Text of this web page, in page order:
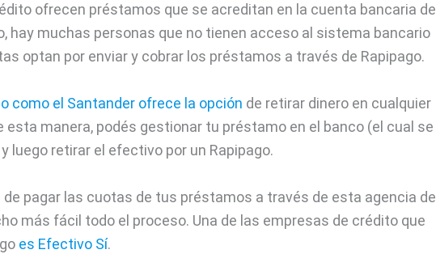
ofrecen préstamos que se acreditan en la cuenta bancaria del
hay muchas personas que no tienen acceso al sistema bancario
optan por enviar y cobrar los préstamos a través de Rapipago.
como el Santander ofrece la opción de retirar dinero en cualquier
esta manera, podés gestionar tu préstamo en el banco (el cual se
luego retirar el efectivo por un Rapipago.
pagar las cuotas de tus préstamos a través de esta agencia de
más fácil todo el proceso. Una de las empresas de crédito que
es Efectivo Sí.